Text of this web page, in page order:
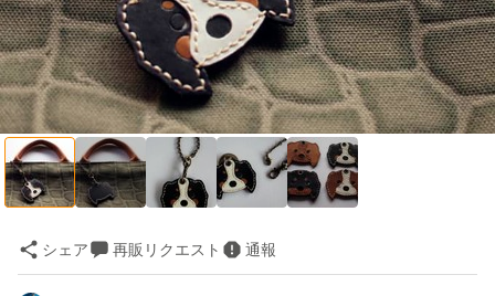
シェア 再販リクエスト 通報